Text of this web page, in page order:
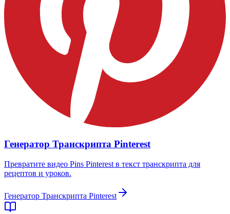
Генератор Транскрипта Pinterest
Превратите видео Pins Pinterest в текст транскрипта для
рецептов и уроков.
Генератор Транскрипта Pinterest